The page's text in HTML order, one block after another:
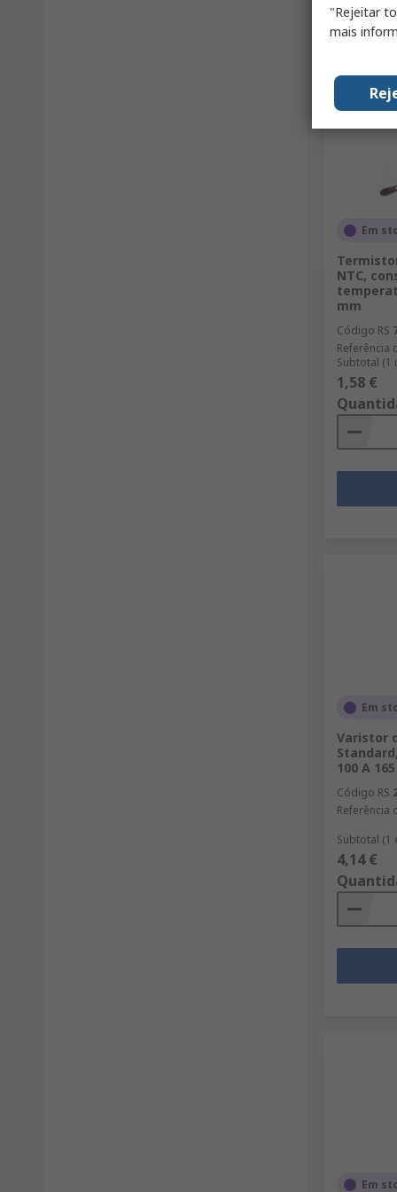
Em
NTC,
mm
Código RS
Referência
Subtotal (1
1,58 €
Em
Varistor
100 A
Código RS
Referência
Subtotal (1
4,14 €
Em
"Rejeitar
mais